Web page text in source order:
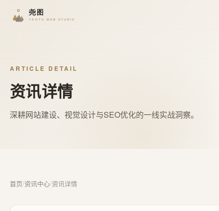
ARTICLE DETAIL
资讯详情
深耕网站建设、视觉设计与SEO优化的一线实战洞察。
首页/资讯中心/资讯详情